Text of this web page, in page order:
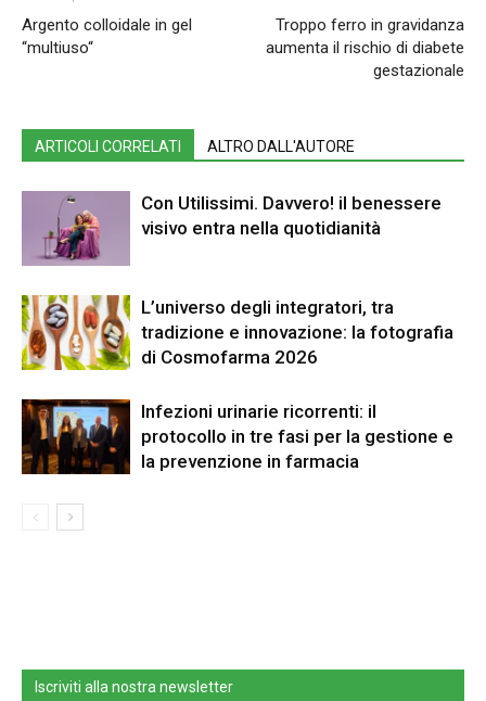
Argento colloidale in gel
“multiuso“
Troppo ferro in gravidanza
aumenta il rischio di diabete
gestazionale
ARTICOLI CORRELATI ALTRO DALL'AUTORE
Con Utilissimi. Davvero! il benessere
visivo entra nella quotidianità
L’universo degli integratori, tra
tradizione e innovazione: la fotografia
di Cosmofarma 2026
Infezioni urinarie ricorrenti: il
protocollo in tre fasi per la gestione e
la prevenzione in farmacia
Iscriviti alla nostra newsletter